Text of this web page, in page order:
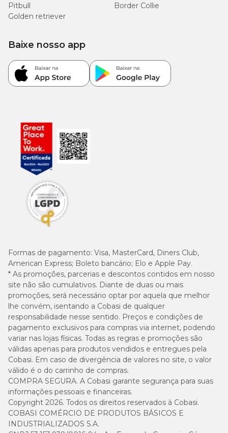
Pitbull
Border Collie
Golden retriever
Formas de pagamento: Visa, MasterCard, Diners Club,
American Express; Boleto bancário; Elo e Apple Pay.
* As promoções, parcerias e descontos contidos em nosso
site não são cumulativos. Diante de duas ou mais
promoções, será necessário optar por aquela que melhor
lhe convém, isentando a Cobasi de qualquer
responsabilidade nesse sentido. Preços e condições de
pagamento exclusivos para compras via internet, podendo
variar nas lojas físicas. Todas as regras e promoções são
válidas apenas para produtos vendidos e entregues pela
Cobasi. Em caso de divergência de valores no site, o valor
válido é o do carrinho de compras.
COMPRA SEGURA. A Cobasi garante segurança para suas
informações pessoais e financeiras.
Copyright 2026. Todos os direitos reservados à Cobasi.
COBASI COMÉRCIO DE PRODUTOS BÁSICOS E
INDUSTRIALIZADOS S.A.
Baixe nosso app